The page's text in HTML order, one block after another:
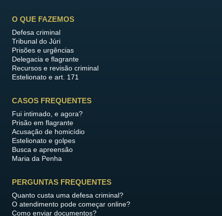
O QUE FAZEMOS
Defesa criminal
Tribunal do Júri
Prisões e urgências
Delegacia e flagrante
Recursos e revisão criminal
Estelionato e art. 171
CASOS FREQUENTES
Fui intimado, e agora?
Prisão em flagrante
Acusação de homicídio
Estelionato e golpes
Busca e apreensão
Maria da Penha
PERGUNTAS FREQUENTES
Quanto custa uma defesa criminal?
O atendimento pode começar online?
Como enviar documentos?